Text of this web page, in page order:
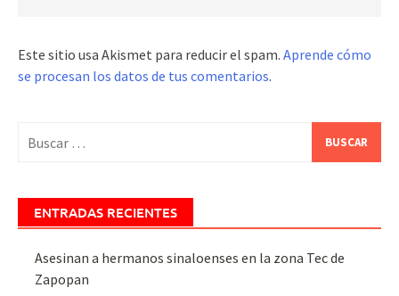
Este sitio usa Akismet para reducir el spam. Aprende cómo
se procesan los datos de tus comentarios.
ENTRADAS RECIENTES
Asesinan a hermanos sinaloenses en la zona Tec de
Zapopan